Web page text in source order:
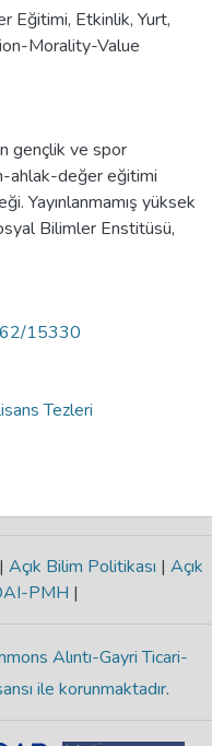
Eğitimi, Etkinlik, Yurt,
Morality-Value
gençlik ve spor
ahlak-değer eğitimi
Yayınlanmamış yüksek
Bilimler Enstitüsü,
15330
Tezleri
| Açık Bilim Politikası | Açık
PMH |
Alıntı-Gayri Ticari-
ile korunmaktadır.